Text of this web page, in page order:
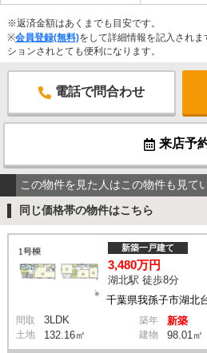
※返済金額はあくまでも目安です。
※会員登録(無料)をして詳細情報を記入され
ションされとても便利になります。
電話で問合わせ
来店予
この物件を見た人はこの物件も見て
同じ価格帯の物件はこちら
千葉県我孫子市湖北
新築一戸建て
3,480万円
湖北駅 徒歩8分
間取 3LDK 築年 新築
土地 132.16㎡ 建物 98.01㎡